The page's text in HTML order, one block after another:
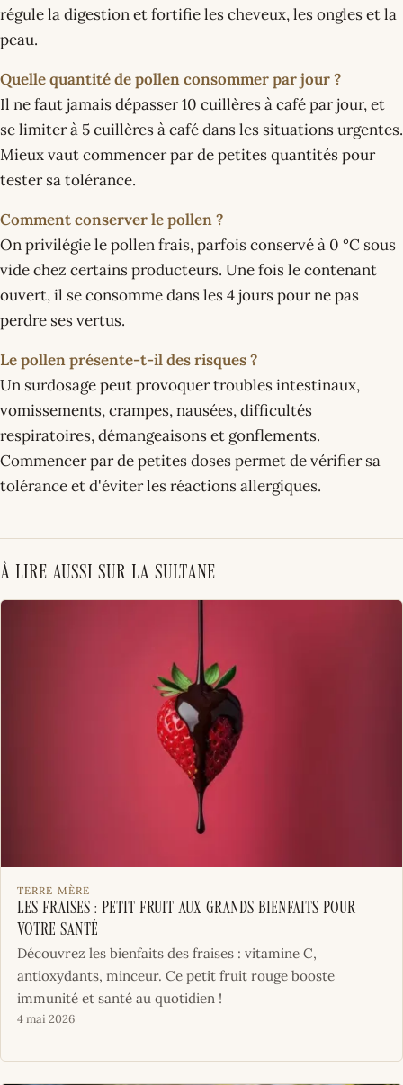
régule la digestion et fortifie les cheveux, les ongles et la
peau.
Quelle quantité de pollen consommer par jour ?
Il ne faut jamais dépasser 10 cuillères à café par jour, et
se limiter à 5 cuillères à café dans les situations urgentes.
Mieux vaut commencer par de petites quantités pour
tester sa tolérance.
Comment conserver le pollen ?
On privilégie le pollen frais, parfois conservé à 0 °C sous
vide chez certains producteurs. Une fois le contenant
ouvert, il se consomme dans les 4 jours pour ne pas
perdre ses vertus.
Le pollen présente-t-il des risques ?
Un surdosage peut provoquer troubles intestinaux,
vomissements, crampes, nausées, difficultés
respiratoires, démangeaisons et gonflements.
Commencer par de petites doses permet de vérifier sa
tolérance et d'éviter les réactions allergiques.
À lire aussi sur La Sultane
TERRE MÈRE
Les fraises : petit fruit aux grands bienfaits pour
votre santé
Découvrez les bienfaits des fraises : vitamine C,
antioxydants, minceur. Ce petit fruit rouge booste
immunité et santé au quotidien !
4 mai 2026